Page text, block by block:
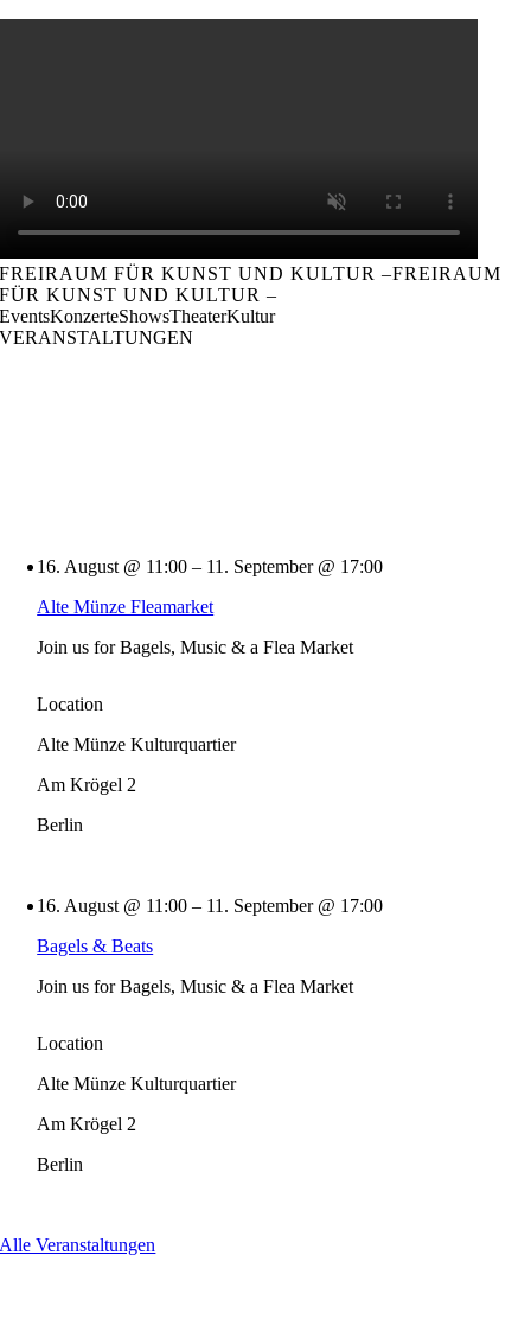
FREIRAUM FÜR KUNST UND KULTUR –FREIRAUM
FÜR KUNST UND KULTUR –
EventsKonzerteShowsTheaterKultur
VERANSTALTUNGEN
16. August @ 11:00 – 11. September @ 17:00
Alte Münze Fleamarket
Join us for Bagels, Music & a Flea Market
Location
Alte Münze Kulturquartier
Am Krögel 2
Berlin
16. August @ 11:00 – 11. September @ 17:00
Bagels & Beats
Join us for Bagels, Music & a Flea Market
Location
Alte Münze Kulturquartier
Am Krögel 2
Berlin
Alle Veranstaltungen